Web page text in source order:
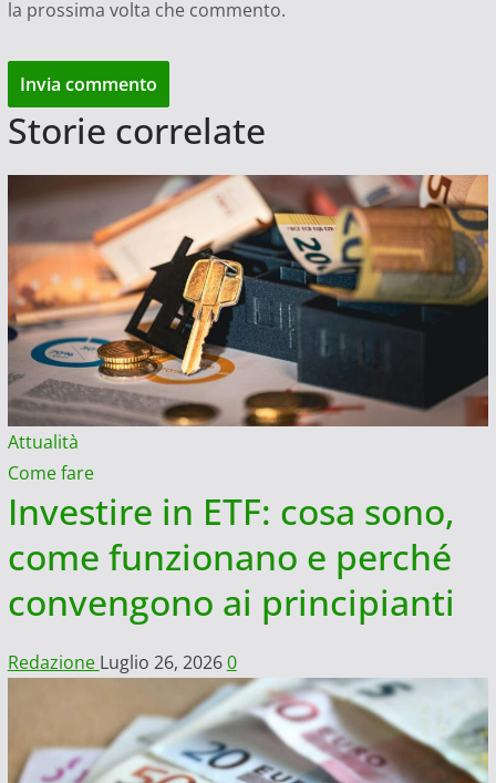
la prossima volta che commento.
Storie correlate
Attualità
Come fare
Investire in ETF: cosa sono,
come funzionano e perché
convengono ai principianti
Redazione Luglio 26, 20260